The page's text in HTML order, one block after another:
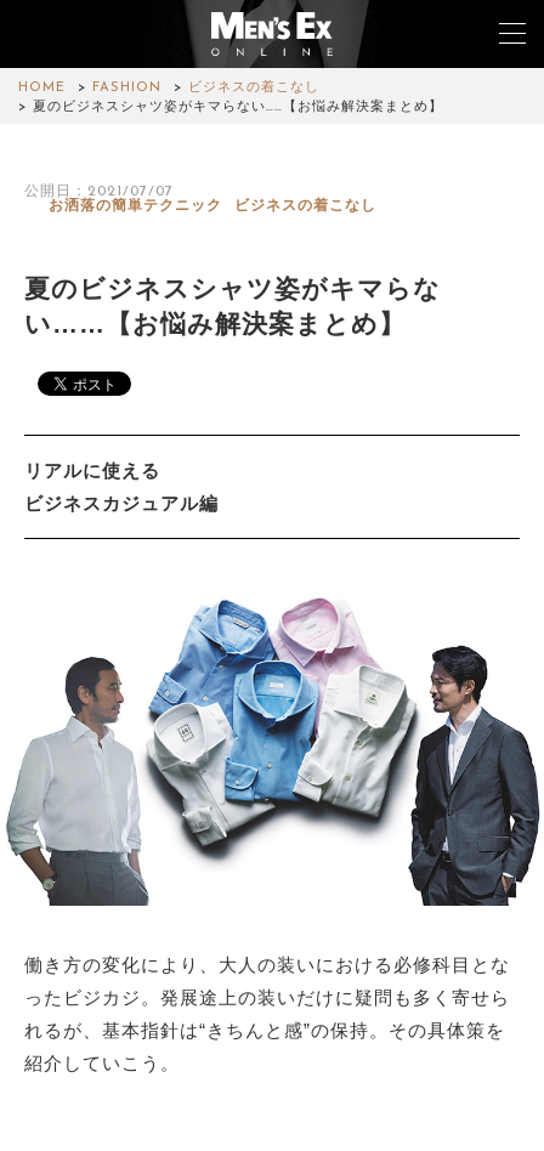
HOME FASHION
ビジネスの着こなし
夏のビジネスシャツ姿がキマらない……【お悩み解決案まとめ】
公開日：2021/07/07
お洒落の簡単テクニック
ビジネスの着こなし
夏のビジネスシャツ姿がキマらな
い……【お悩み解決案まとめ】
リアルに使える
ビジネスカジュアル編
働き方の変化により、大人の装いにおける必修科目とな
ったビジカジ。発展途上の装いだけに疑問も多く寄せら
れるが、基本指針は“きちんと感”の保持。その具体策を
紹介していこう。
FASHION
CAR&BIKE
LIFESTYLE
MAGAZINE
ABOUT SITE
サイトマップ